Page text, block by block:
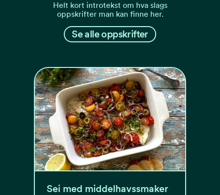
Helt kort introtekst om hva slags
oppskrifter man kan finne her.
Se alle oppskrifter
Sei med middelhavssmaker